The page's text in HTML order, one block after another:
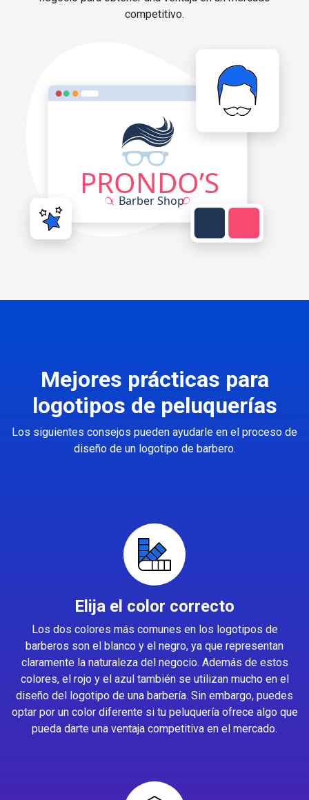
competitivo.
Mejores prácticas para
logotipos de peluquerías
Los siguientes consejos pueden ayudarle en el proceso de
diseño de un logotipo de barbero.
Elija el color correcto
Los dos colores más comunes en los logotipos de
barberos son el blanco y el negro, ya que representan
claramente la naturaleza del negocio. Además de estos
colores, el rojo y el azul también se utilizan mucho en el
diseño del logotipo de una barbería. Sin embargo, puedes
optar por un color diferente si tu peluquería ofrece algo que
pueda darte una ventaja competitiva en el mercado.